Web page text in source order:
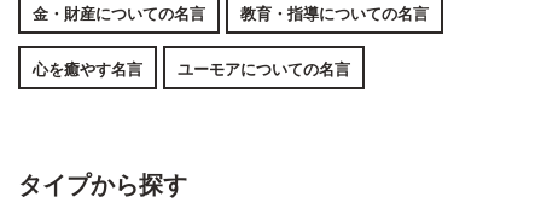
金・財産についての名言 教育・指導についての名言
心を癒やす名言 ユーモアについての名言
タイプから探す